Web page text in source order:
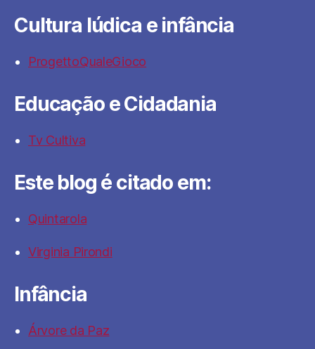
Cultura lúdica e infância
ProgettoQualeGioco
Educação e Cidadania
Tv Cultiva
Este blog é citado em:
Quintarola
Virginia Pirondi
Infância
Árvore da Paz